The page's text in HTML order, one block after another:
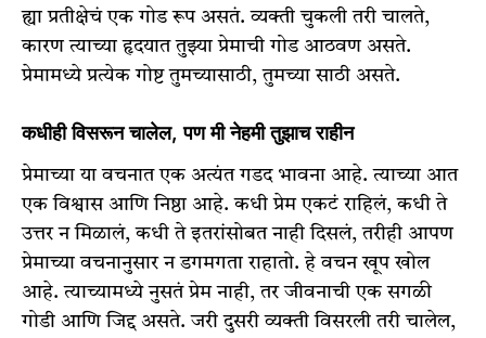
ह्या प्रतीक्षेचं एक गोड रूप असतं. व्यक्ती चुकली तरी चालते,
कारण त्याच्या हृदयात तुझ्या प्रेमाची गोड आठवण असते.
प्रेमामध्ये प्रत्येक गोष्ट तुमच्यासाठी, तुमच्या साठी असते.
कधीही विसरून चालेल, पण मी नेहमी तुझाच राहीन
प्रेमाच्या या वचनात एक अत्यंत गडद भावना आहे. त्याच्या आत
एक विश्वास आणि निष्ठा आहे. कधी प्रेम एकटं राहिलं, कधी ते
उत्तर न मिळालं, कधी ते इतरांसोबत नाही दिसलं, तरीही आपण
प्रेमाच्या वचनानुसार न डगमगता राहातो. हे वचन खूप खोल
आहे. त्याच्यामध्ये नुसतं प्रेम नाही, तर जीवनाची एक सगळी
गोडी आणि जिद्द असते. जरी दुसरी व्यक्ती विसरली तरी चालेल,